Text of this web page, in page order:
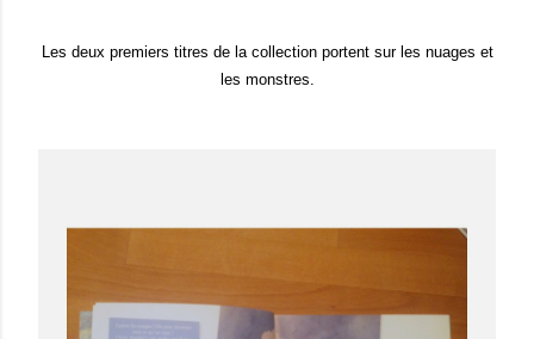
Les deux premiers titres de la collection portent sur les nuages et
les monstres.